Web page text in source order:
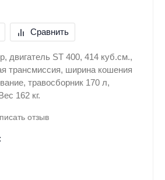
Сравнить
двигатель ST 400, 414 куб.см.,
трансмиссия, ширина кошения
травосборник 170 л,
162 кг.
отзыв